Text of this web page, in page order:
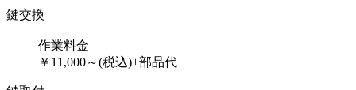
鍵交換
作業料金
￥ 11,000～(税込)+部品代